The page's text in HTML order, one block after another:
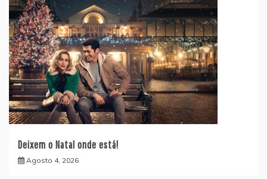
Deixem o Natal onde está!
Agosto 4, 2026